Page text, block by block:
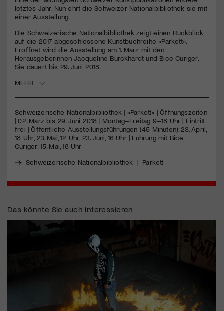
letztes Jahr. Nun ehrt die Schweizer Nationalbibliothek sie mit
einer Ausstellung.
Die Schweizerische Nationalbibliothek zeigt einen Rückblick
auf die 2017 abgeschlossene Kunstbuchreihe «Parkett».
Eröffnet wird die Ausstellung am 1. März mit den
Herausgeberinnen Jacqueline Burckhardt und Bice Curiger.
Sie dauert bis 29. Juni 2018.
MEHR
Schweizerische Nationalbibliothek | «Parkett» | Öffnungszeiten
| 02. März bis 29. Juni 2018 | Montag–Freitag 9–18 Uhr | Eintritt
frei | Öffentliche Ausstellungsführungen (45 Minuten): 23. April,
18 Uhr, 23. Mai, 12 Uhr, 23. Juni, 16 Uhr | Führung mit Bice
Curiger: 15. Mai, 18 Uhr
Schweizerische Nationalbibliothek | Parkett
Das könnte Sie auch interessieren
Jetzt Mitglied werden